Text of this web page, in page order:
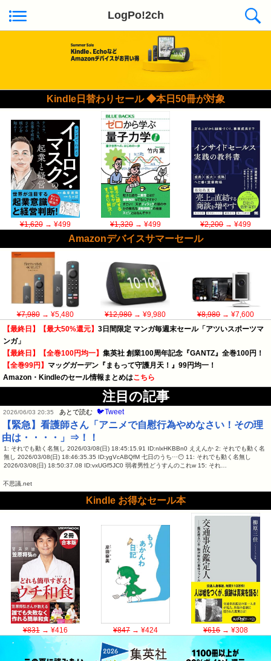
LogPo!2ch
Kindle日替わりセール ◆本日50冊が対象
¥1,620→ ¥499 ¥1,320→ ¥499 ¥2,200→ ¥499
Amazonデバイスサマーセール
¥7,980→ ¥5,480 ¥12,980→ ¥9,980 ¥8,980→ ¥7,600
【最終日】【最大50%還元】 3日間限定 マンガ毎週末セール「アツいスポーツマ
ンガ」
【最終日】【全巻100円均一】 集英社 創業100周年記念『GANTZ』全巻100円！
【全巻99円】 マッグガーデン『まもって守護月天！』99円均一！
Amazon・Kindleのセール情報まとめはこちら
注目の記事
2026/06/03 20:35 あとで読む 🐦Tweet
【緊急】看護師さん「アニメで自慰行為やめなさい！その理
由は・・・・」⇒！！
1: それでも動く名無し 2026/03/08(日) 18:45:15.91 ID:nlxHKBBn0 ええんか 2: それでも動く名
無し 2026/03/08(日) 18:46:35.35 ID:ygVcABQfM 七日のうち⋯😶 11: それでも動く名無し
2026/03/08(日) 18:50:37.08 ID:vxUGf5JC0 弱者男性どうすんのこれw 15: それ…
不思議.net
Kindle お得なセール本
¥831→ ¥416 ¥847→ ¥424 ¥616→ ¥308